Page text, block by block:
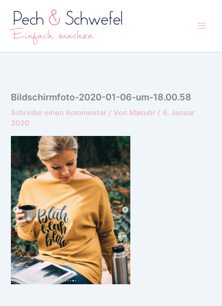
Inhalt
springen
Bildschirmfoto-2020-01-06-um-18.00.58
Schreibe einen Kommentar / Von Masuhr / 6. Januar
2020